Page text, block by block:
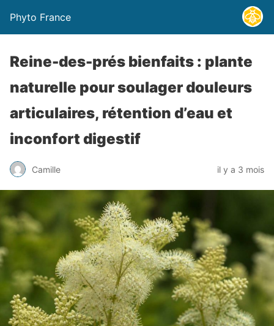
Phyto France
Reine-des-prés bienfaits : plante
naturelle pour soulager douleurs
articulaires, rétention d’eau et
inconfort digestif
Camille il y a 3 mois